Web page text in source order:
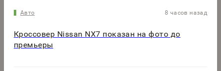
Авто 8 часов назад
Кроссовер Nissan NX7 показан на фото до
премьеры